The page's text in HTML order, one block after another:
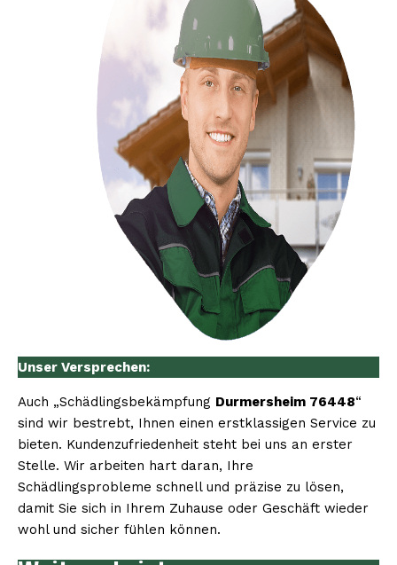
Unser Versprechen:
Auch „Schädlingsbekämpfung Durmersheim 76448“
sind wir bestrebt, Ihnen einen erstklassigen Service zu
bieten. Kundenzufriedenheit steht bei uns an erster
Stelle. Wir arbeiten hart daran, Ihre
Schädlingsprobleme schnell und präzise zu lösen,
damit Sie sich in Ihrem Zuhause oder Geschäft wieder
wohl und sicher fühlen können.